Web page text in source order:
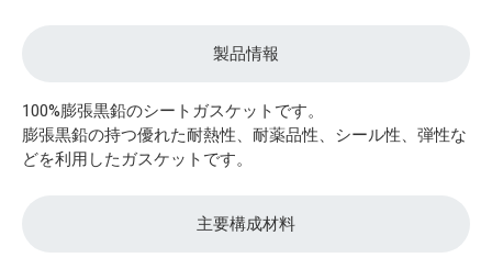
製品情報
100%膨張黒鉛のシートガスケットです。
膨張黒鉛の持つ優れた耐熱性、耐薬品性、シール性、弾性な
どを利用したガスケットです。
主要構成材料